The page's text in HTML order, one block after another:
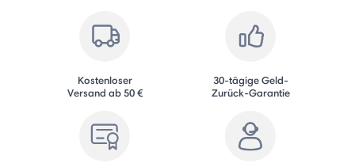
Kostenloser
Versand ab 50 €
30-tägige Geld-
Zurück-Garantie